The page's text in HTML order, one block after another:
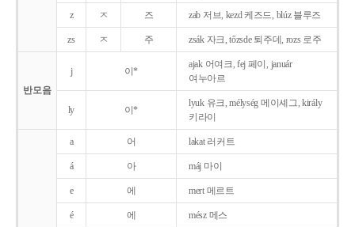
z ㅈ 즈 zab 저브, kezd 케즈드, blúz 블루즈
zs ㅈ 주 zsák 자크, tőzsde 퇴주데, rozs 로주
반모음
j 이*
ajak 어여크, fej 페이, január
여누아르
ly 이*
lyuk 유크, mélység 메이셰그, király
키라이
a 어 lakat 러커트
á 아 máj 마이
e 에 mert 메르트
é 에 mész 메스